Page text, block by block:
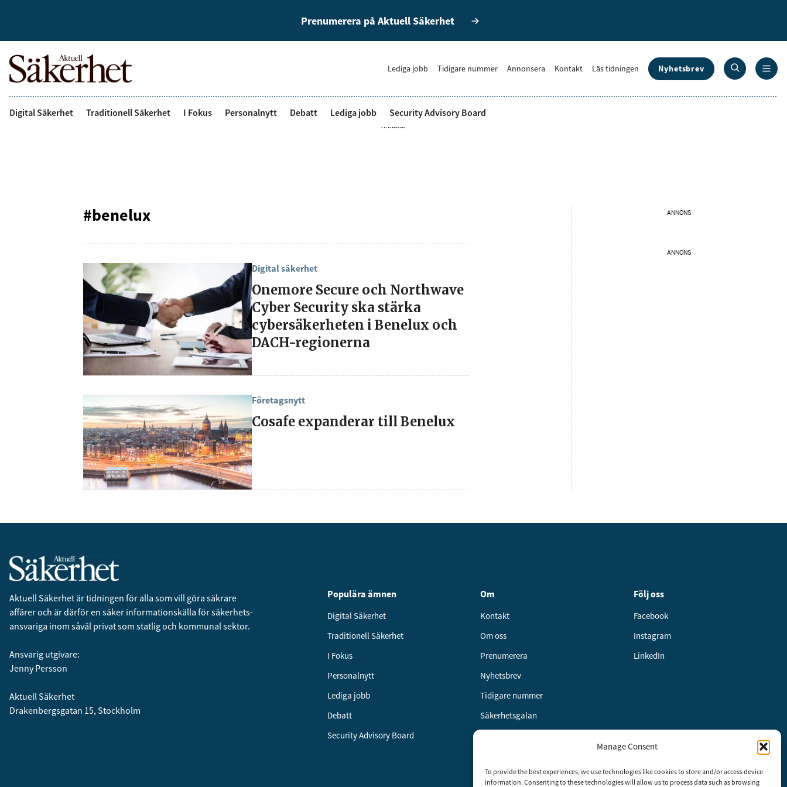
Manage Consent
To provide the best experiences, we use technologies like cookies to store and/or access device
information. Consenting to these technologies will allow us to process data such as browsing
Prenumerera på Aktuell Säkerhet
Lediga jobb Tidigare nummer Annonsera Kontakt Läs tidningen Nyhetsbrev
Digital Säkerhet Traditionell Säkerhet I Fokus Personalnytt Debatt Lediga jobb Security Advisory Board
ANNONS
#benelux
Digital säkerhet
Onemore Secure och Northwave
Cyber Security ska stärka
cybersäkerheten i Benelux och
DACH-regionerna
Företagsnytt
Cosafe expanderar till Benelux
ANNONS
ANNONS
Aktuell Säkerhet är tidningen för alla som vill göra säkrare
affärer och är därför en säker informationskälla för säkerhets­
ansvariga inom såväl privat som statlig och kommunal sektor.
Ansvarig utgivare:
Jenny Persson
Aktuell Säkerhet
Drakenbergsgatan 15, Stockholm
Populära ämnen
Digital Säkerhet
Traditionell Säkerhet
I Fokus
Personalnytt
Lediga jobb
Debatt
Security Advisory Board
Om
Kontakt
Om oss
Prenumerera
Nyhetsbrev
Tidigare nummer
Säkerhetsgalan
Vår integritetspolicy
Följ oss
Facebook
Instagram
LinkedIn